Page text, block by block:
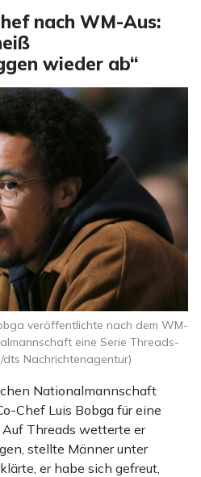
nach WM-Aus:
wieder ab“
Nationalmannschaft
Chef Luis Bobga für eine
Threads wetterte er
stellte Männer unter
er habe sich gefreut,
veröffentlichte nach dem WM-
eine Serie Threads-
dts Nachrichtenagentur)